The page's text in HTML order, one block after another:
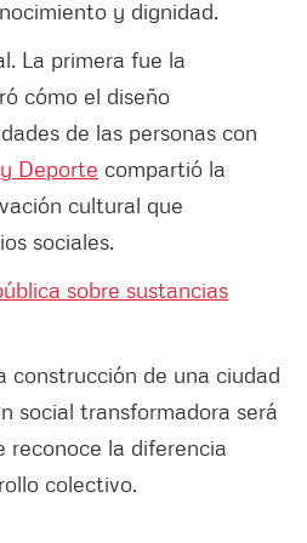
y dignidad.
La primera fue la
cómo el diseño
de las personas con
Deporte compartió la
cultural que
sociales.
sobre sustancias
construcción de una ciudad
social transformadora será
reconoce la diferencia
colectivo.